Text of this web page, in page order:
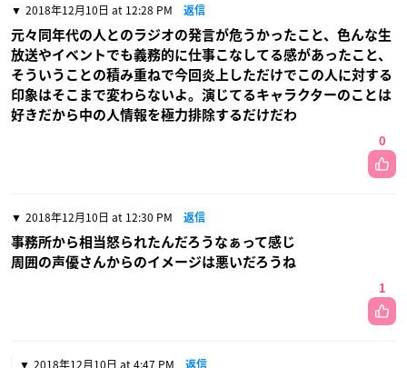
2018年12月10日 at 12:28 PM 返信
元々同年代の人とのラジオの発言が危うかったこと、色んな生
放送やイベントでも義務的に仕事こなしてる感があったこと、
そういうことの積み重ねで今回炎上しただけでこの人に対する
印象はそこまで変わらないよ。演じてるキャラクターのことは
好きだから中の人情報を極力排除するだけだわ
0
2018年12月10日 at 12:30 PM 返信
事務所から相当怒られたんだろうなぁって感じ
周囲の声優さんからのイメージは悪いだろうね
1
2018年12月10日 at 4:47 PM 返信